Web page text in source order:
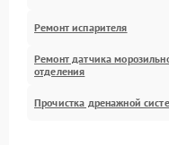
Ремонт испарителя
Ремонт датчика
отделения
Прочистка дренажной